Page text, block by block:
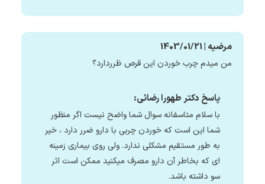
مرضیه | 1403/01/21
من میدم چرب خوردن این قرص ظرردارد؟
پاسخ دکتر طهورا رضائی:
با سلام متاسفانه سوال شما واضح نیست اگر منظور
شما این است که خوردن چربی با دارو ضرر دارد ، خیر
به طور مستقیم مشکلی ندارد. ولی روی بیماری زمینه
ای که بخاطر آن دارو مصرف میکنید ممکن است اثر
سو داشته باشد.